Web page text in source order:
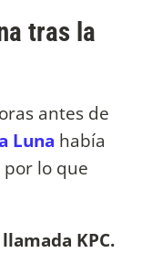
tras la
antes de
Luna había
lo que
KPC.